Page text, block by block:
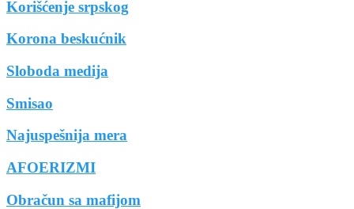
Korišćenje srpskog
Korona beskućnik
Sloboda medija
Smisao
Najuspešnija mera
AFOERIZMI
Obračun sa mafijom